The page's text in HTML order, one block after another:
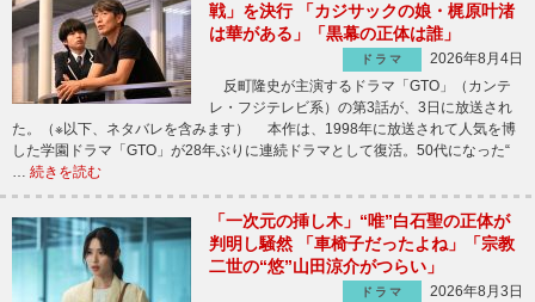
戦」を決行 「カジサックの娘・梶原叶渚
は華がある」「黒幕の正体は誰」
ドラマ
2026年8月4日
反町隆史が主演するドラマ「GTO」（カンテ
レ・フジテレビ系）の第3話が、3日に放送され
た。（※以下、ネタバレを含みます） 本作は、1998年に放送されて人気を博
した学園ドラマ「GTO」が28年ぶりに連続ドラマとして復活。50代になった“
… 続きを読む
「一次元の挿し木」“唯”白石聖の正体が
判明し騒然 「車椅子だったよね」「宗教
二世の“悠”山田涼介がつらい」
ドラマ
2026年8月3日